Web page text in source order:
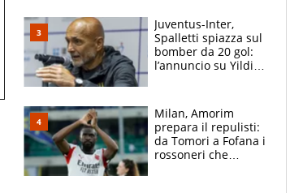
Juventus-Inter,
Spalletti spiazza sul
bomber da 20 gol:
l’annuncio su Yildiz
Milan, Amorim
prepara il repulisti:
da Tomori a Fofana i
rossoneri che